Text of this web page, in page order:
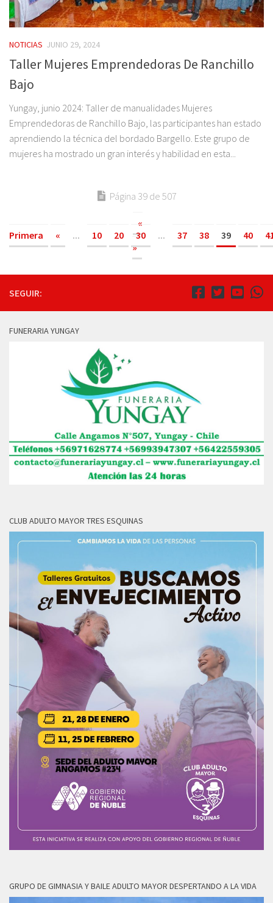
NOTICIAS JUNIO 29, 2024
Taller Mujeres Emprendedoras De Ranchillo
Bajo
Yungay, junio 2024: Taller de manualidades Mujeres
Emprendedoras de Ranchillo Bajo, las participantes han estado
aprendiendo la técnica del bordado Bargello. Este grupo de
mujeres ha mostrado un gran interés y habilidad en esta...
Página 39 de 507
«
Primera
« ... 10 20 30 ... 37 38 39 40
»
SEGUIR:
FUNERARIA YUNGAY
CLUB ADULTO MAYOR TRES ESQUINAS
GRUPO DE GIMNASIA Y BAILE ADULTO MAYOR DESPERTANDO A LA VIDA